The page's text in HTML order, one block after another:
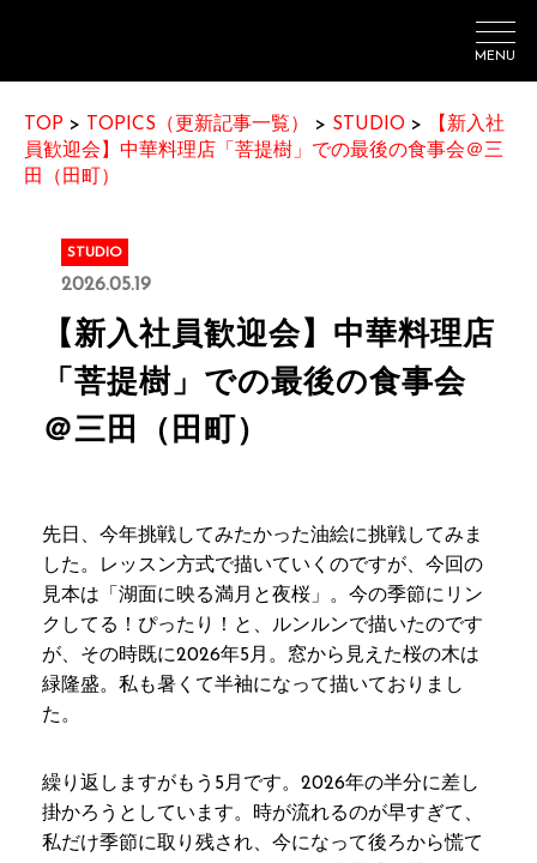
MENU
TOP > TOPICS（更新記事一覧） > STUDIO >
【新入社
員歓迎会】中華料理店「菩提樹」での最後の食事会＠三
田（田町）
STUDIO
2026.05.19
【新入社員歓迎会】中華料理店
「菩提樹」での最後の食事会
＠三田（田町）
先日、今年挑戦してみたかった油絵に挑戦してみま
した。レッスン方式で描いていくのですが、今回の
見本は「湖面に映る満月と夜桜」。今の季節にリン
クしてる！ぴったり！と、ルンルンで描いたのです
が、その時既に2026年5月。窓から見えた桜の木は
緑隆盛。私も暑くて半袖になって描いておりまし
た。
繰り返しますがもう5月です。2026年の半分に差し
掛かろうとしています。時が流れるのが早すぎて、
私だけ季節に取り残され、今になって後ろから慌て